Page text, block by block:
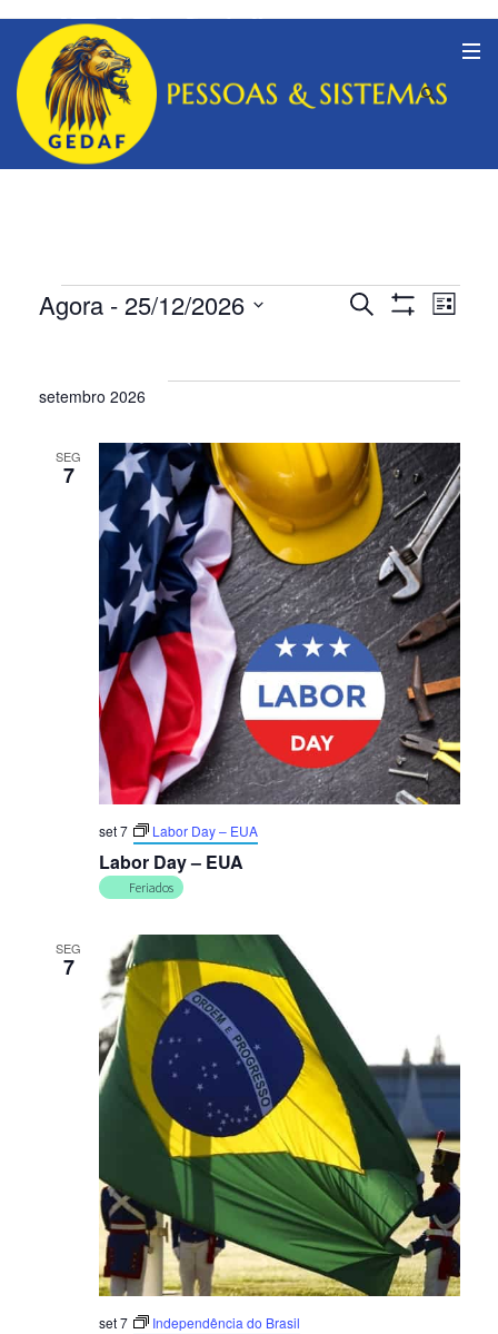
Eventos
Pesquisa
de
visuais
de
Eventos
Procurar
Lista
Agora - 25/12/2026
data.
setembro 2026
SEG
7
Labor Day – EUA
set 7 Labor Day – EUA
Feriados
SEG
7
set 7 Independência do Brasil